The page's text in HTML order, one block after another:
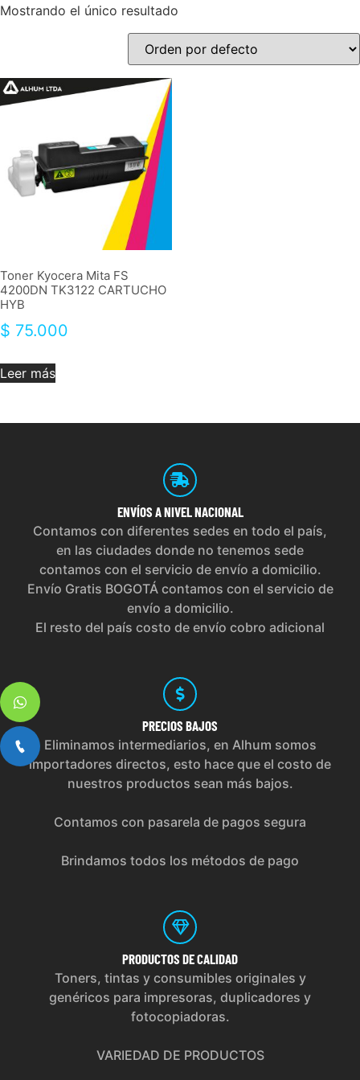
Mostrando el único resultado
Toner Kyocera Mita FS
4200DN TK3122 CARTUCHO
HYB
$ 75.000
Leer más
ENVÍOS A NIVEL NACIONAL
Contamos con diferentes sedes en todo el país,
en las ciudades donde no tenemos sede
contamos con el servicio de envío a domicilio.
Envío Gratis BOGOTÁ contamos con el servicio de
envío a domicilio.
El resto del país costo de envío cobro adicional
PRECIOS BAJOS
Eliminamos intermediarios, en Alhum somos
importadores directos, esto hace que el costo de
nuestros productos sean más bajos.
Contamos con pasarela de pagos segura
Brindamos todos los métodos de pago
PRODUCTOS DE CALIDAD
Toners, tintas y consumibles originales y
genéricos para impresoras, duplicadores y
fotocopiadoras.
VARIEDAD DE PRODUCTOS